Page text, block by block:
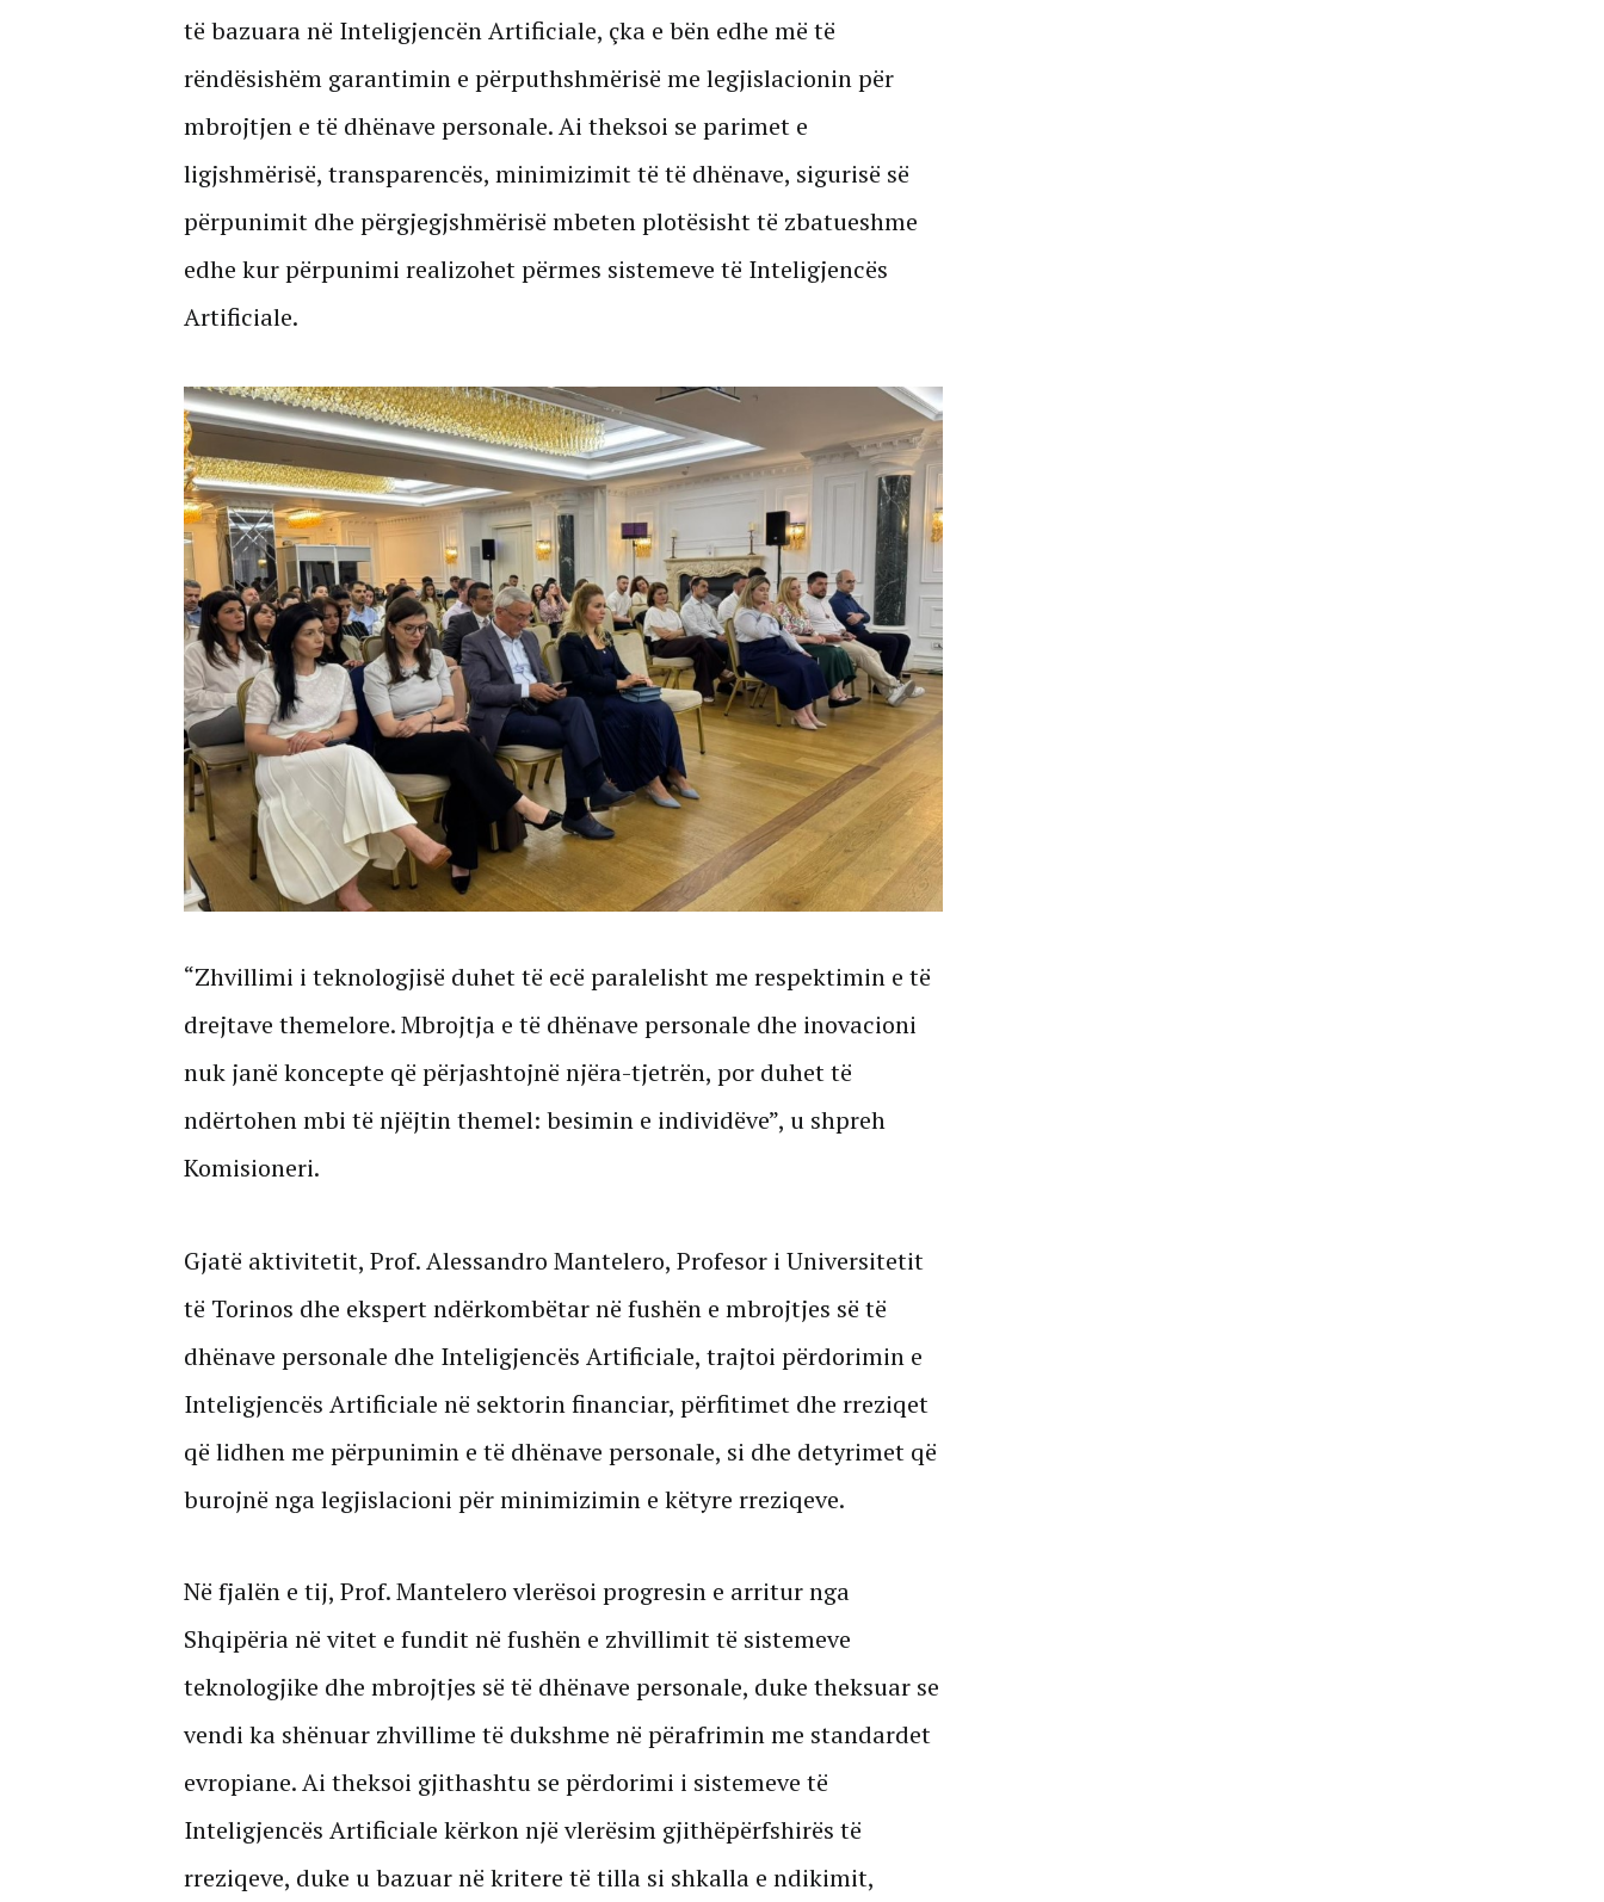
të bazuara në Inteligjencën Artificiale, çka e bën edhe më të
rëndësishëm garantimin e përputhshmërisë me legjislacionin për
mbrojtjen e të dhënave personale. Ai theksoi se parimet e
ligjshmërisë, transparencës, minimizimit të të dhënave, sigurisë së
përpunimit dhe përgjegjshmërisë mbeten plotësisht të zbatueshme
edhe kur përpunimi realizohet përmes sistemeve të Inteligjencës
Artificiale.
“Zhvillimi i teknologjisë duhet të ecë paralelisht me respektimin e të
drejtave themelore. Mbrojtja e të dhënave personale dhe inovacioni
nuk janë koncepte që përjashtojnë njëra-tjetrën, por duhet të
ndërtohen mbi të njëjtin themel: besimin e individëve”, u shpreh
Komisioneri.
Gjatë aktivitetit, Prof. Alessandro Mantelero, Profesor i Universitetit
të Torinos dhe ekspert ndërkombëtar në fushën e mbrojtjes së të
dhënave personale dhe Inteligjencës Artificiale, trajtoi përdorimin e
Inteligjencës Artificiale në sektorin financiar, përfitimet dhe rreziqet
që lidhen me përpunimin e të dhënave personale, si dhe detyrimet që
burojnë nga legjislacioni për minimizimin e këtyre rreziqeve.
Në fjalën e tij, Prof. Mantelero vlerësoi progresin e arritur nga
Shqipëria në vitet e fundit në fushën e zhvillimit të sistemeve
teknologjike dhe mbrojtjes së të dhënave personale, duke theksuar se
vendi ka shënuar zhvillime të dukshme në përafrimin me standardet
evropiane. Ai theksoi gjithashtu se përdorimi i sistemeve të
Inteligjencës Artificiale kërkon një vlerësim gjithëpërfshirës të
rreziqeve, duke u bazuar në kritere të tilla si shkalla e ndikimit,